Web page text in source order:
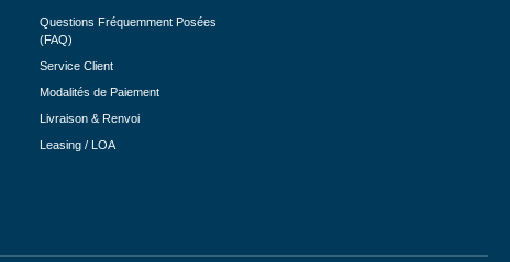
Questions Fréquemment Posées
(FAQ)
Service Client
Modalités de Paiement
Livraison & Renvoi
Leasing / LOA